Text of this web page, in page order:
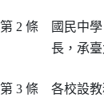
第 2 條
國民中
長，承
第 3 條
各校設